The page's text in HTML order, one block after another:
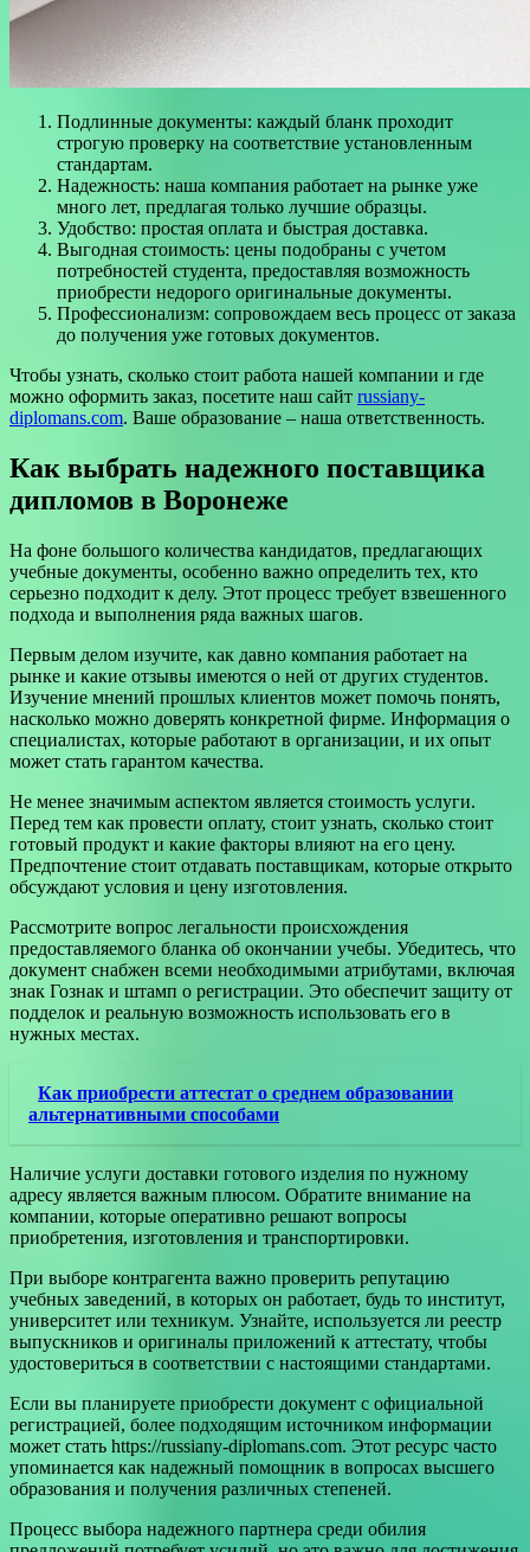
Подлинные документы: каждый бланк проходит
строгую проверку на соответствие установленным
стандартам.
Надежность: наша компания работает на рынке уже
много лет, предлагая только лучшие образцы.
Удобство: простая оплата и быстрая доставка.
Выгодная стоимость: цены подобраны с учетом
потребностей студента, предоставляя возможность
приобрести недорого оригинальные документы.
Профессионализм: сопровождаем весь процесс от заказа
до получения уже готовых документов.
Чтобы узнать, сколько стоит работа нашей компании и где
можно оформить заказ, посетите наш сайт russiany-
diplomans.com. Ваше образование – наша ответственность.
Как выбрать надежного поставщика
дипломов в Воронеже
На фоне большого количества кандидатов, предлагающих
учебные документы, особенно важно определить тех, кто
серьезно подходит к делу. Этот процесс требует взвешенного
подхода и выполнения ряда важных шагов.
Первым делом изучите, как давно компания работает на
рынке и какие отзывы имеются о ней от других студентов.
Изучение мнений прошлых клиентов может помочь понять,
насколько можно доверять конкретной фирме. Информация о
специалистах, которые работают в организации, и их опыт
может стать гарантом качества.
Не менее значимым аспектом является стоимость услуги.
Перед тем как провести оплату, стоит узнать, сколько стоит
готовый продукт и какие факторы влияют на его цену.
Предпочтение стоит отдавать поставщикам, которые открыто
обсуждают условия и цену изготовления.
Рассмотрите вопрос легальности происхождения
предоставляемого бланка об окончании учебы. Убедитесь, что
документ снабжен всеми необходимыми атрибутами, включая
знак Гознак и штамп о регистрации. Это обеспечит защиту от
подделок и реальную возможность использовать его в
нужных местах.
Как приобрести аттестат о среднем образовании
альтернативными способами
Наличие услуги доставки готового изделия по нужному
адресу является важным плюсом. Обратите внимание на
компании, которые оперативно решают вопросы
приобретения, изготовления и транспортировки.
При выборе контрагента важно проверить репутацию
учебных заведений, в которых он работает, будь то институт,
университет или техникум. Узнайте, используется ли реестр
выпускников и оригиналы приложений к аттестату, чтобы
удостовериться в соответствии с настоящими стандартами.
Если вы планируете приобрести документ с официальной
регистрацией, более подходящим источником информации
может стать https://russiany-diplomans.com. Этот ресурс часто
упоминается как надежный помощник в вопросах высшего
образования и получения различных степеней.
Процесс выбора надежного партнера среди обилия